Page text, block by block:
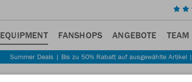
EQUIPMENT FANSHOPS ANGEBOTE TEAM
Summer Deals | Bis zu 50% Rabatt auf ausgewählte Artikel |